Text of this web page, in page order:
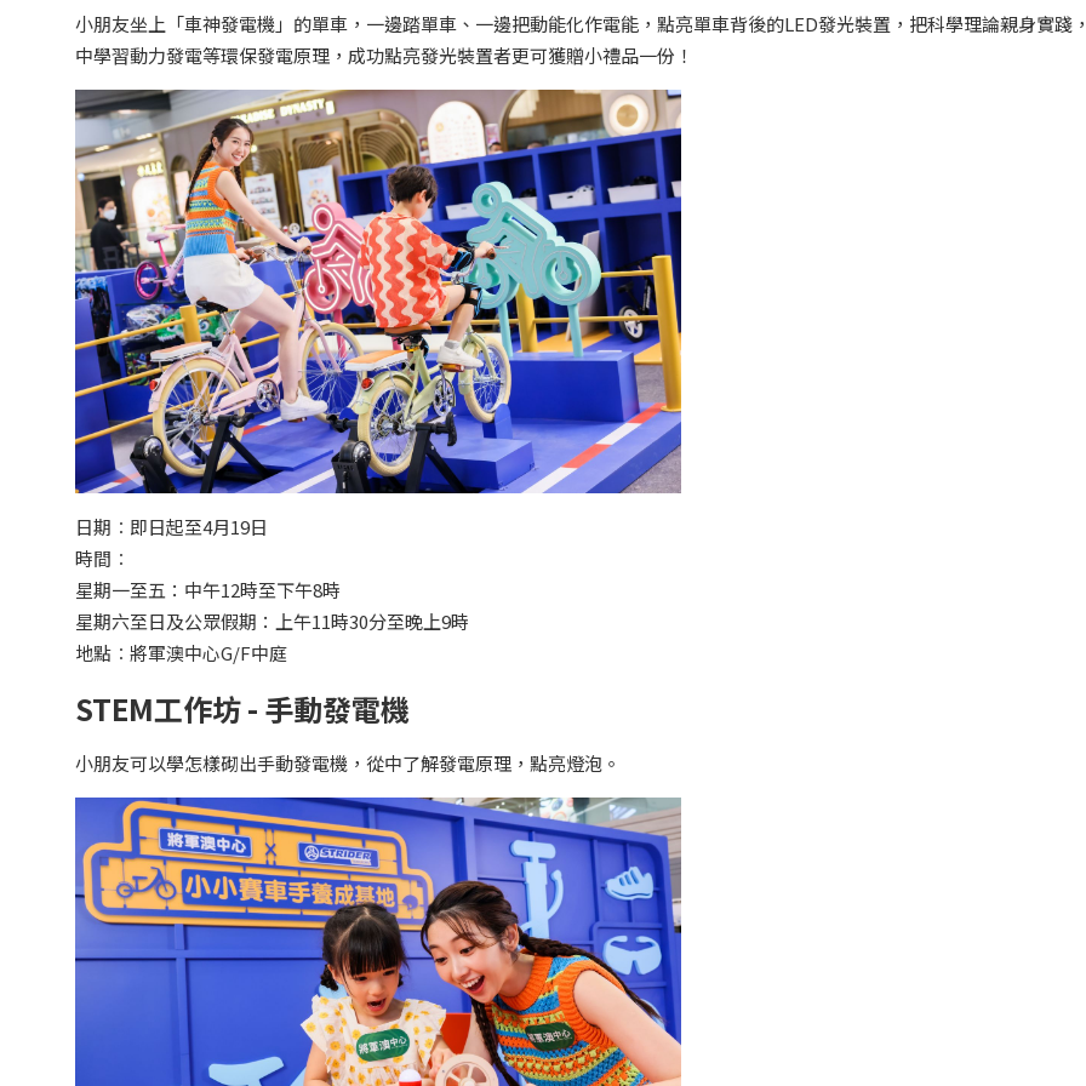
小朋友坐上「車神發電機」的單車，一邊踏單車、一邊把動能化作電能，點亮單車背後的LED發光裝置，把科學理論親身實踐
中學習動力發電等環保發電原理，成功點亮發光裝置者更可獲贈小禮品一份！
日期︰即日起至4月19日
時間︰
星期一至五：中午12時至下午8時
星期六至日及公眾假期：上午11時30分至晚上9時
地點︰將軍澳中心G/F中庭
STEM工作坊 - 手動發電機
小朋友可以學怎樣砌出手動發電機，從中了解發電原理，點亮燈泡。